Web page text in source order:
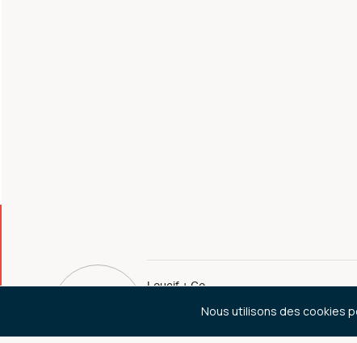
Loucif + Co
Nous utilisons des cookies